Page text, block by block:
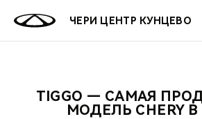
ЧЕРИ ЦЕНТР КУНЦЕВО
МОДЕЛИ
ПОКУПАТЕЛЯМ
ВЛАДЕЛЬЦАМ
АКЦИИ
МИР CHERY
ОНЛАЙН
О КОМПАНИИ
TIGGO — САМАЯ
МОДЕЛЬ CHERY